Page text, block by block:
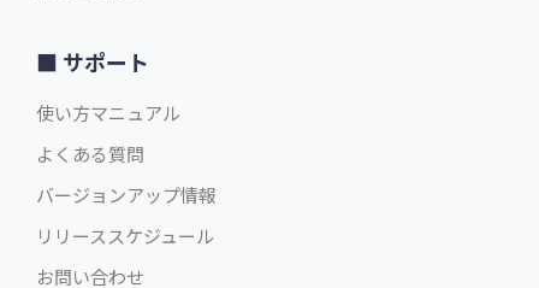
サポート
使い方マニュアル
よくある質問
バージョンアップ情報
リリーススケジュール
お問い合わせ